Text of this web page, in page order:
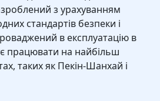
з урахуванням
стандартів безпеки і
в експлуатацію в
працювати на найбільш
таких як Пекін-Шанхай і